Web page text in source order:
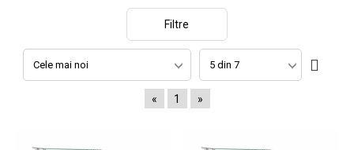
Filtre
« 1 »